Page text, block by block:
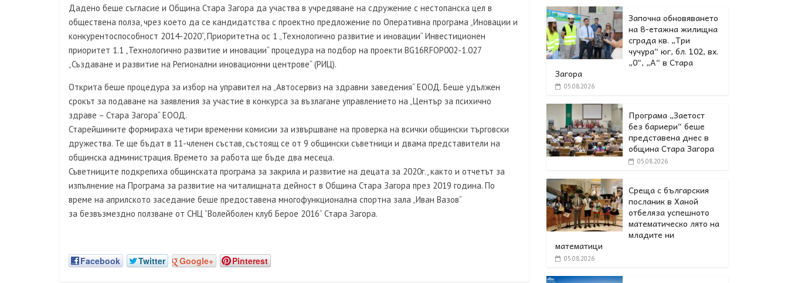
Дадено беше съгласие и Община Стара Загора да участва в учредяване на сдружение с нестопанска цел в
обществена полза, чрез което да се кандидатства с проектно предложение по Оперативна програма „Иновации и
конкурентоспособност 2014-2020“, Приоритетна ос 1 „Технологично развитие и иновации“ Инвестиционен
приоритет 1.1 „Технологично развитие и иновации“ процедура на подбор на проекти BG16RFOP002-1.027
„Създаване и развитие на Регионални иновационни центрове“ (РИЦ).
Открита беше процедура за избор на управител на „Автосервиз на здравни заведения“ ЕООД. Беше удължен
срокът за подаване на заявления за участие в конкурса за възлагане управлението на „Център за психично
здраве – Стара Загора“ ЕООД.
Старейшините формираха четири временни комисии за извършване на проверка на всички общински търговски
дружества. Те ще бъдат в 11-членен състав, състоящ се от 9 общински съветници и двама представители на
общинска администрация. Времето за работа ще бъде два месеца.
Съветниците подкрепиха общинската програма за закрила и развитие на децата за 2020г., както и отчетът за
изпълнение на Програма за развитие на читалищната дейност в Община Стара Загора през 2019 година. По
време на априлското заседание беше предоставена многофункционална спортна зала „Иван Вазов“
за безвъзмездно ползване от СНЦ “Волейболен клуб Берое 2016“ Стара Загора.
Facebook Twitter Google+ Pinterest
Започна обновяването
на 8-етажна жилищна
сграда кв. „Три
чучура“ юг, бл. 102, вх.
„0“, „А“ в Стара
Загора
05.08.2026
Програма „Заетост
без бариери“ беше
представена днес в
oбщина Стара Загора
05.08.2026
Среща с българския
посланик в Ханой
отбеляза успешното
математическо лято на
младите ни
математици
05.08.2026